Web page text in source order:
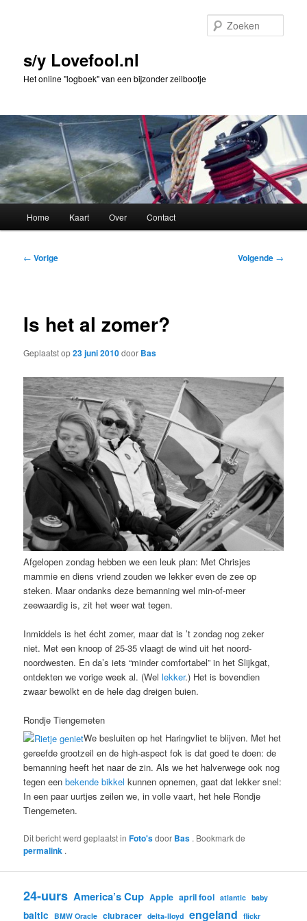
inhouds/y Lovefool.nl
Het online "logboek" van een bijzonder zeilbootje
Home Kaart Over Contact
Bericht
← Vorige Volgende →
Is het al zomer?
Geplaatst op23 juni 2010door Bas
Afgelopen zondag hebben we een leuk plan: Met Chrisjes
mammie en diens vriend zouden we lekker even de zee op
steken. Maar ondanks deze bemanning wel min-of-meer
zeewaardig is, zit het weer wat tegen.
Inmiddels is het écht zomer, maar dat is ’t zondag nog zeker
niet. Met een knoop of 25-35 vlaagt de wind uit het noord-
noordwesten. En da’s iets “minder comfortabel” in het Slijkgat,
ontdekten we vorige week al. (Wellekker.) Het is bovendien
zwaar bewolkt en de hele dag dreigen buien.
Rondje Tiengemeten
We besluiten op het Haringvliet te blijven. Met het
gereefde grootzeil en de high-aspect fok is dat goed te doen: de
bemanning heeft het naar de zin. Als we het halverwege ook nog
tegen eenbekende bikkel kunnen opnemen, gaat dat lekker snel:
In een paar uurtjes zeilen we, in volle vaart, het hele Rondje
Tiengemeten.
Dit bericht werd geplaatst inFoto'sdoor Bas . Bookmark de
permalink .
24-uurs America’s Cup Apple april fool atlantic baby
baltic BMW Oracle clubracer delta-lloyd engeland flickr